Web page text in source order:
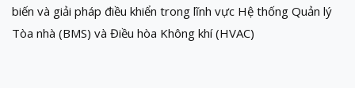
biến và giải pháp điều khiển trong lĩnh vực Hệ thống Quản lý
Tòa nhà (BMS) và Điều hòa Không khí (HVAC)